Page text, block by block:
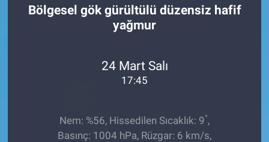
Bölgesel gök gürültülü düzensiz hafif
yağmur
24 Mart Salı
17:45
Nem: %56, Hissedilen Sıcaklık: 9°,
Basınç: 1004 hPa, Rüzgar: 6 km/s,